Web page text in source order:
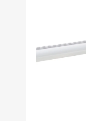
5
hvězdiček.